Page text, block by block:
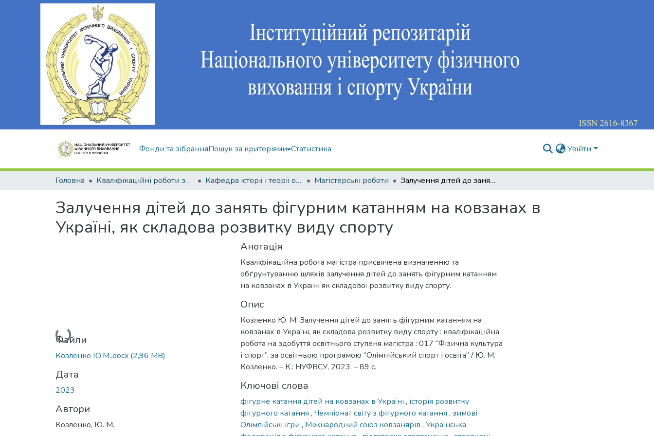
Фонди та зібранняПошук за критеріями Статистика Увійти
Головна Кваліфікаційні роботи здобувачів вищої освіти Кафедра історії і теорії олімпійського спорту Магістерські роботи Залучення дітей до занять фігурним катанням на ковзанах в Україні, як складова розвитку виду спорту
Залучення дітей до занять фігурним катанням на ковзанах в
Україні, як складова розвитку виду спорту
Вантажиться...
Файли
Козленко Ю.М..docx (2,96 MB)
Дата
2023
Автори
Козленко, Ю. М.
Анотація
Кваліфікаційна робота магістра присвячена визначенню та
обґрунтуванню шляхів залучення дітей до занять фігурним катанням
на ковзанах в Україні як складової розвитку виду спорту.
Опис
Козленко Ю. М. Залучення дітей до занять фігурним катанням на
ковзанах в Україні, як складова розвитку виду спорту : кваліфікаційна
робота на здобуття освітнього ступеня магістра : 017 “Фізична культура
і спорт”, за освітньою програмою “Олімпійський спорт і освіта” / Ю. М.
Козленко. – К.: НУФВСУ, 2023. – 89 с.
Ключові слова
фігурне катання дітей на ковзанах в Україні , історія розвитку
фігурного катання , Чемпіонат світу з фігурного катання , зимові
Олімпійські ігри , Міжнародний союз ковзанярів , Українська